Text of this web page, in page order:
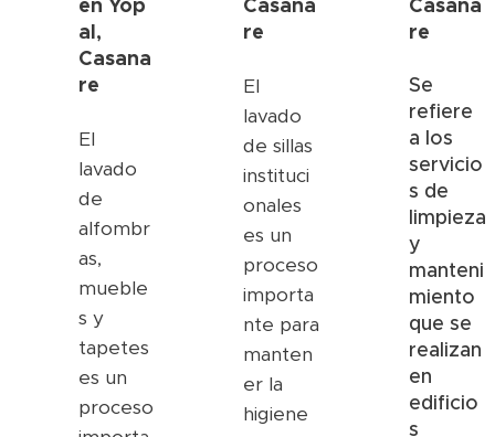
al,
Casana
re
El
lavado
de
alfombr
as,
mueble
s y
tapetes
es un
proceso
re
El
lavado
de sillas
instituci
onales
es un
proceso
importa
nte para
manten
er la
higiene
re
Se
refiere
a los
servicio
s de
limpieza
y
manteni
miento
que se
realizan
en
edificio
s